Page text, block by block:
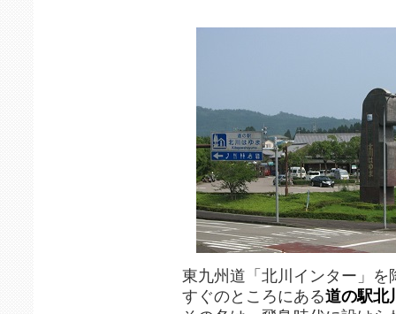
東九州道「北川インター」を
すぐのところにある道の駅北